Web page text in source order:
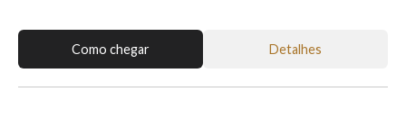
Como chegar Detalhes